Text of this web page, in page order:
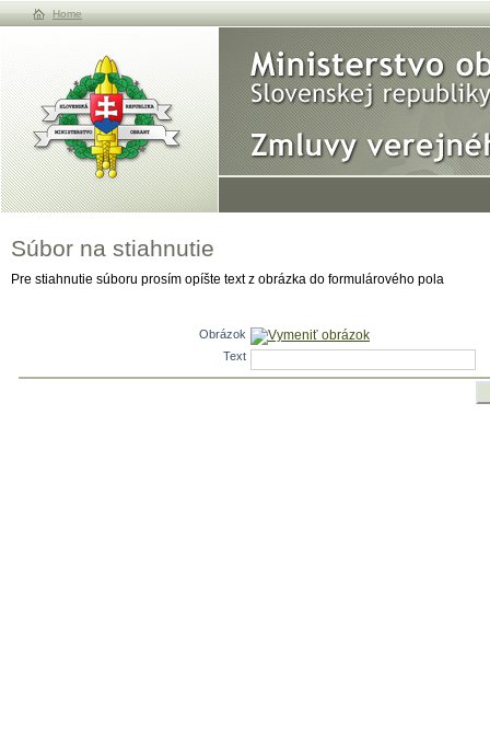
Home
Súbor na stiahnutie
Pre stiahnutie súboru prosím opíšte text z obrázka do formulárového pola
Obrázok
Vymeniť obrázok
Text